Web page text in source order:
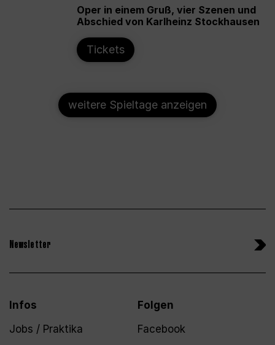
Oper in einem Gruß, vier Szenen und
Abschied von Karlheinz Stockhausen
Tickets
weitere Spieltage anzeigen
Newsletter
Infos
Jobs / Praktika
Folgen
Facebook